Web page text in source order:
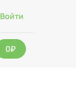
Войти
0₽